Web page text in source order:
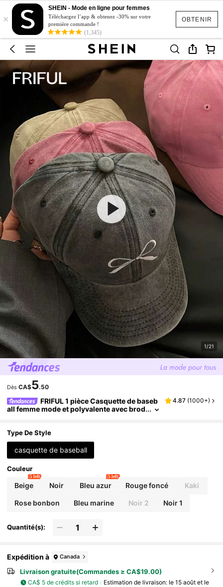
OBTENIR
×
SHEIN - Mode en ligne pour femmes
Téléchargez l’app & obtenez -30% sur votre
première commande !
(1,345)
1/21
Dès CA$5.50
FRIFUL 1 pièce Casquette de baseb
all femme mode et polyvalente avec brod
Saint-Valentin
4.87 (1000+)
Type De Style
casquette de baseball
Couleur
Beige
5 left
Noir Bleu azur
5 left
Rouge foncé Kaki
Rose bonbon Bleu marine Noir 2 Noir 1
Quantité(s):
Expédition à Canada
Livraison gratuite(Commandes ≥ CA$19.00)
CA$ 5 de crédits si retard Estimation de livraison: le 15 août et le